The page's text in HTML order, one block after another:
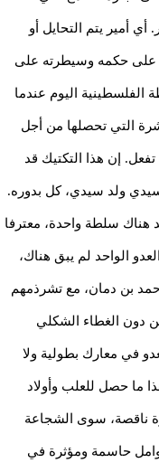
أي أمير يتم التحايل أو
على حكمه وسيطرته على
الفلسطينية اليوم عندما
التي تحصلها من أجل
إن هذا التكتيك قد
ولد سيدي، كل بدوره.
هناك سلطة واحدة، معترفا
الواحد لم يبق هناك،
بن دمان، مع تشرذمهم
دون الغطاء الشكلي
في معارك بطولية ولا
ما حصل للعلب وأولاد
ناقصة، سوى الشجاعة
حاسمة ومؤثرة في